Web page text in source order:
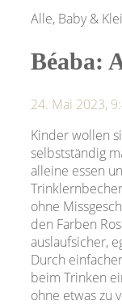
Alle, Baby &
Béaba:
24. Mai 2023,
Kinder wollen
selbstständig
alleine essen
ohne
den Farben
auslaufsicher,
Durch
beim Trinken
ohne etwas zu